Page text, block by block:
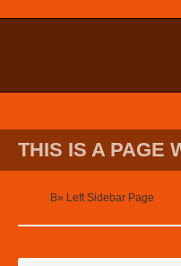
THIS IS A PAGE
В» Left Sidebar Page